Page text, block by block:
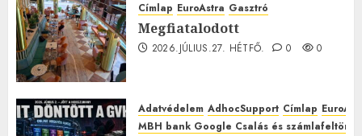
Címlap EuroAstra Gasztró
Megfiatalodott
2026.JÚLIUS.27. HÉTFŐ. 0 0
Adatvédelem AdhocSupport Címlap
MBH bank Google Csalás és